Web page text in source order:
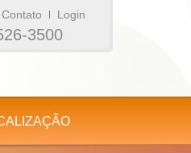
Contato Login
3500